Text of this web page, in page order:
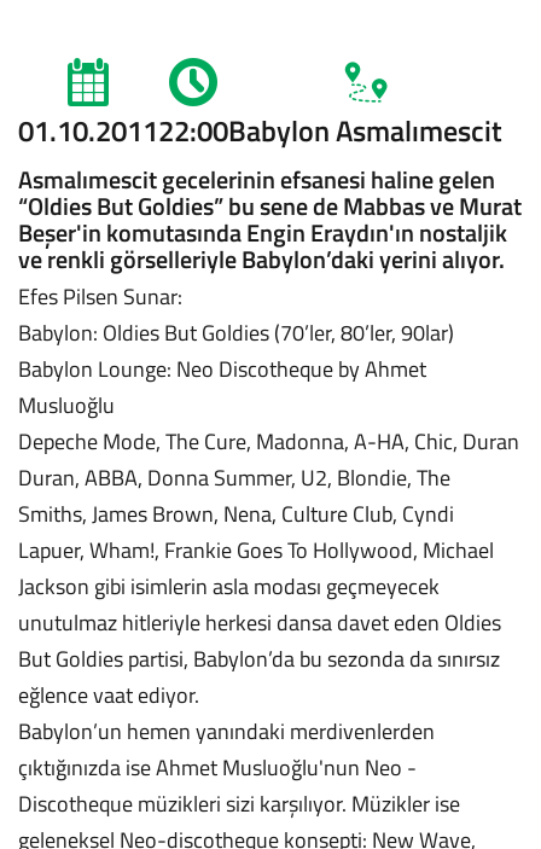
01.10.201122:00Babylon Asmalımescit
Asmalımescit gecelerinin efsanesi haline gelen
“Oldies But Goldies” bu sene de Mabbas ve Murat
Beşer'in komutasında Engin Eraydın'ın nostaljik
ve renkli görselleriyle Babylon’daki yerini alıyor.
Efes Pilsen Sunar:
Babylon: Oldies But Goldies (70’ler, 80’ler, 90lar)
Babylon Lounge: Neo Discotheque by Ahmet
Musluoğlu
Depeche Mode, The Cure, Madonna, A-HA, Chic, Duran
Duran, ABBA, Donna Summer, U2, Blondie, The
Smiths, James Brown, Nena, Culture Club, Cyndi
Lapuer, Wham!, Frankie Goes To Hollywood, Michael
Jackson gibi isimlerin asla modası geçmeyecek
unutulmaz hitleriyle herkesi dansa davet eden Oldies
But Goldies partisi, Babylon’da bu sezonda da sınırsız
eğlence vaat ediyor.
Babylon’un hemen yanındaki merdivenlerden
çıktığınızda ise Ahmet Musluoğlu'nun Neo -
Discotheque müzikleri sizi karşılıyor. Müzikler ise
geleneksel Neo-discotheque konsepti: New Wave,